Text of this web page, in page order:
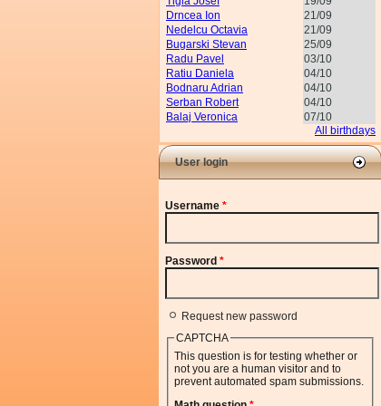
Drncea Ion
21/09
Nedelcu Octavia
21/09
Bugarski Stevan
25/09
Radu Pavel
03/10
Ratiu Daniela
04/10
Bodnaru Adrian
04/10
Serban Robert
04/10
Balaj Veronica
07/10
All birthdays
User login
Username *
Password *
Request new password
CAPTCHA
This question is for testing whether or
not you are a human visitor and to
prevent automated spam submissions.